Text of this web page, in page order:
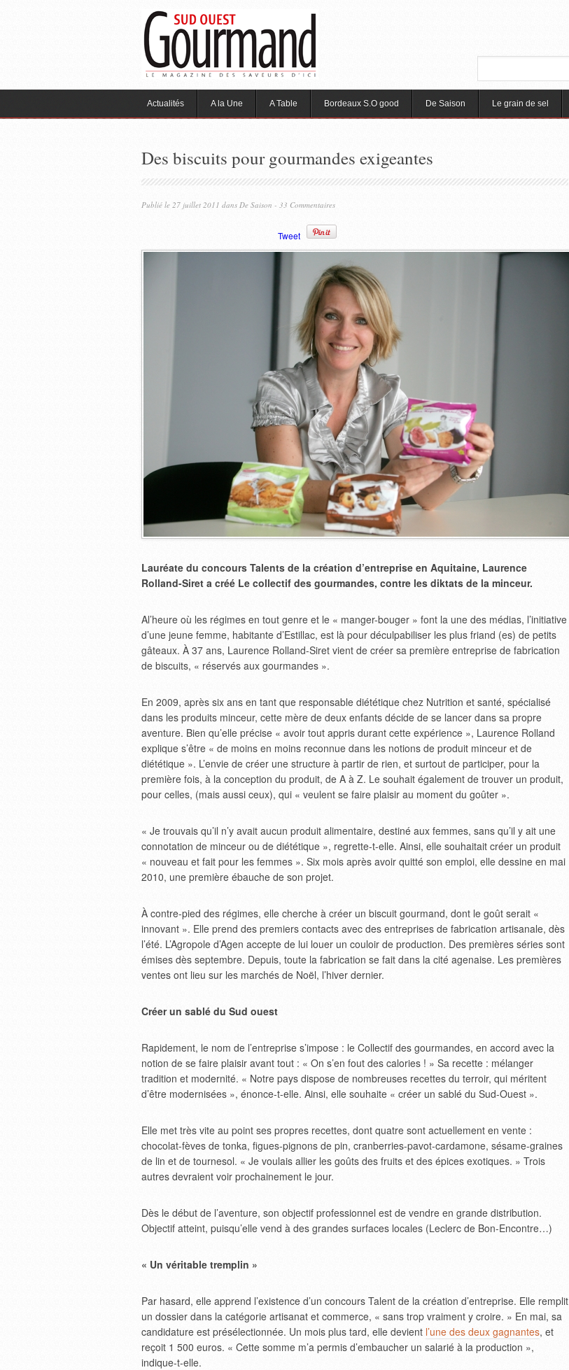
Actualités A la Une A Table Bordeaux S.O good De Saison Le grain de sel
Des biscuits pour gourmandes exigeantes
Publié le 27 juillet 2011 dans De Saison - 33 Commentaires
Tweet
Lauréate du concours Talents de la création d’entreprise en Aquitaine, Laurence
Rolland-Siret a créé Le collectif des gourmandes, contre les diktats de la minceur.
Al’heure où les régimes en tout genre et le « manger-bouger » font la une des médias, l’initiative
d’une jeune femme, habitante d’Estillac, est là pour déculpabiliser les plus friand (es) de petits
gâteaux. À 37 ans, Laurence Rolland-Siret vient de créer sa première entreprise de fabrication
de biscuits, « réservés aux gourmandes ».
En 2009, après six ans en tant que responsable diététique chez Nutrition et santé, spécialisé
dans les produits minceur, cette mère de deux enfants décide de se lancer dans sa propre
aventure. Bien qu’elle précise « avoir tout appris durant cette expérience », Laurence Rolland
explique s’être « de moins en moins reconnue dans les notions de produit minceur et de
diététique ». L’envie de créer une structure à partir de rien, et surtout de participer, pour la
première fois, à la conception du produit, de A à Z. Le souhait également de trouver un produit,
pour celles, (mais aussi ceux), qui « veulent se faire plaisir au moment du goûter ».
« Je trouvais qu’il n’y avait aucun produit alimentaire, destiné aux femmes, sans qu’il y ait une
connotation de minceur ou de diététique », regrette-t-elle. Ainsi, elle souhaitait créer un produit
« nouveau et fait pour les femmes ». Six mois après avoir quitté son emploi, elle dessine en mai
2010, une première ébauche de son projet.
À contre-pied des régimes, elle cherche à créer un biscuit gourmand, dont le goût serait «
innovant ». Elle prend des premiers contacts avec des entreprises de fabrication artisanale, dès
l’été. L’Agropole d’Agen accepte de lui louer un couloir de production. Des premières séries sont
émises dès septembre. Depuis, toute la fabrication se fait dans la cité agenaise. Les premières
ventes ont lieu sur les marchés de Noël, l’hiver dernier.
Créer un sablé du Sud ouest
Rapidement, le nom de l’entreprise s’impose : le Collectif des gourmandes, en accord avec la
notion de se faire plaisir avant tout : « On s’en fout des calories ! » Sa recette : mélanger
tradition et modernité. « Notre pays dispose de nombreuses recettes du terroir, qui méritent
d’être modernisées », énonce-t-elle. Ainsi, elle souhaite « créer un sablé du Sud-Ouest ».
Elle met très vite au point ses propres recettes, dont quatre sont actuellement en vente :
chocolat-fèves de tonka, figues-pignons de pin, cranberries-pavot-cardamone, sésame-graines
de lin et de tournesol. « Je voulais allier les goûts des fruits et des épices exotiques. » Trois
autres devraient voir prochainement le jour.
Dès le début de l’aventure, son objectif professionnel est de vendre en grande distribution.
Objectif atteint, puisqu’elle vend à des grandes surfaces locales (Leclerc de Bon-Encontre…)
« Un véritable tremplin »
Par hasard, elle apprend l’existence d’un concours Talent de la création d’entreprise. Elle remplit
un dossier dans la catégorie artisanat et commerce, « sans trop vraiment y croire. » En mai, sa
candidature est présélectionnée. Un mois plus tard, elle devient l’une des deux gagnantes, et
reçoit 1 500 euros. « Cette somme m’a permis d’embaucher un salarié à la production »,
indique-t-elle.